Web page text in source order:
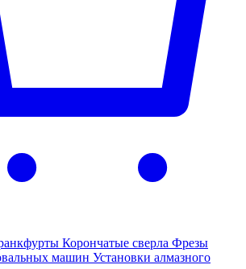
Корончатые сверла Фрезы
машин Установки алмазного